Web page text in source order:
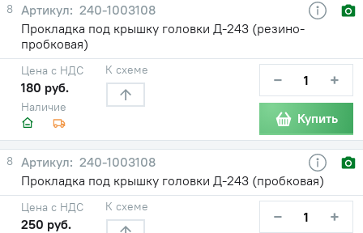
8
240-1003108
Прокладка под крышку головки Д-243 (резино-
пробковая)
Наличие
Цена с НДС
180 руб.
К схеме − +
Купить
8
240-1003108
Прокладка под крышку головки Д-243 (пробковая)
Цена с НДС
250 руб.
К схеме − +